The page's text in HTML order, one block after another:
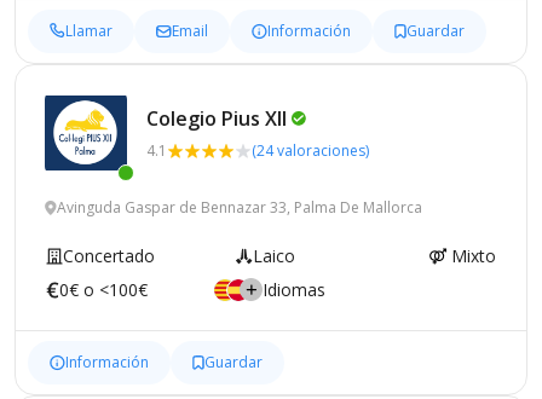
Llamar Email Información Guardar
Colegio Pius XII
4.1 (24 valoraciones)
Avinguda Gaspar de Bennazar 33, Palma De Mallorca
Concertado Laico
Mixto
0€ o <100€
Idiomas
Información Guardar